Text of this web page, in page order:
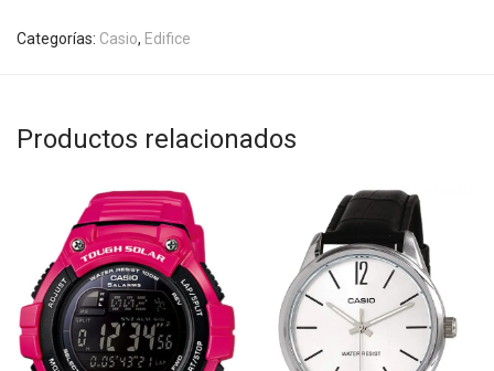
Categorías: Casio, Edifice
Productos relacionados